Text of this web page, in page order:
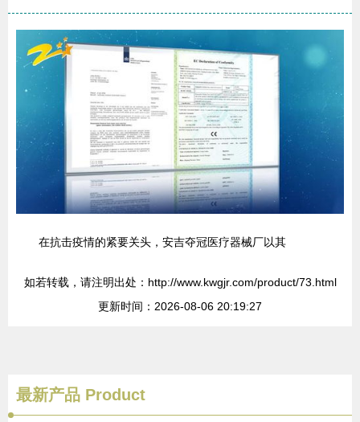
在抗击疫情的紧要关头，安吉夺冠医疗器械厂以其
如若转载，请注明出处：http://www.kwgjr.com/product/73.html
更新时间：2026-08-06 20:19:27
最新产品 Product